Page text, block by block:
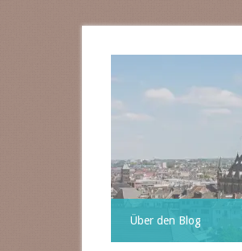
Über den Blog